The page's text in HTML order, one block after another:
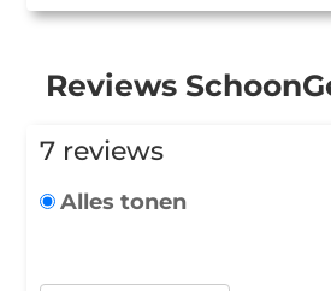
Reviews
7 reviews
Alles tonen